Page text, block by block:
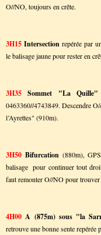
O//NO, toujours en crête.
3H15 Intersection repérée par
le balisage jaune pour rester en
3H35 Sommet "La Quille"
0463360//4743849. Descendre
l’Ayrettes" (910m).
3H50 Bifurcation (880m),
balisage pour continuer tout
faut remonter O//NO pour trouver
4H00 A (875m) sous "la
retrouve une bonne sente repérée